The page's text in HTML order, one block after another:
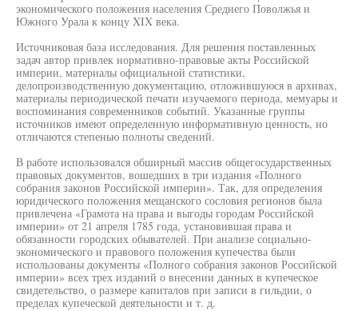
экономического положения населения Среднего Поволжья и
Южного Урала к концу XIX века.
Источниковая база исследования. Для решения поставленных
задач автор привлек нормативно-правовые акты Российской
империи, материалы официальной статистики,
делопроизводственную документацию, отложившуюся в архивах,
материалы периодической печати изучаемого периода, мемуары и
воспоминания современников событий. Указанные группы
источников имеют определенную информативную ценность, но
отличаются степенью полноты сведений.
В работе использовался обширный массив общегосударственных
правовых документов, вошедших в три издания «Полного
собрания законов Российской империи». Так, для определения
юридического положения мещанского сословия регионов была
привлечена «Грамота на права и выгоды городам Российской
империи» от 21 апреля 1785 года, установившая права и
обязанности городских обывателей. При анализе социально-
экономического и правового положения купечества были
использованы документы «Полного собрания законов Российской
империи» всех трех изданий о внесении данных в купеческое
свидетельство, о размере капиталов при записи в гильдии, о
пределах купеческой деятельности и т. д.